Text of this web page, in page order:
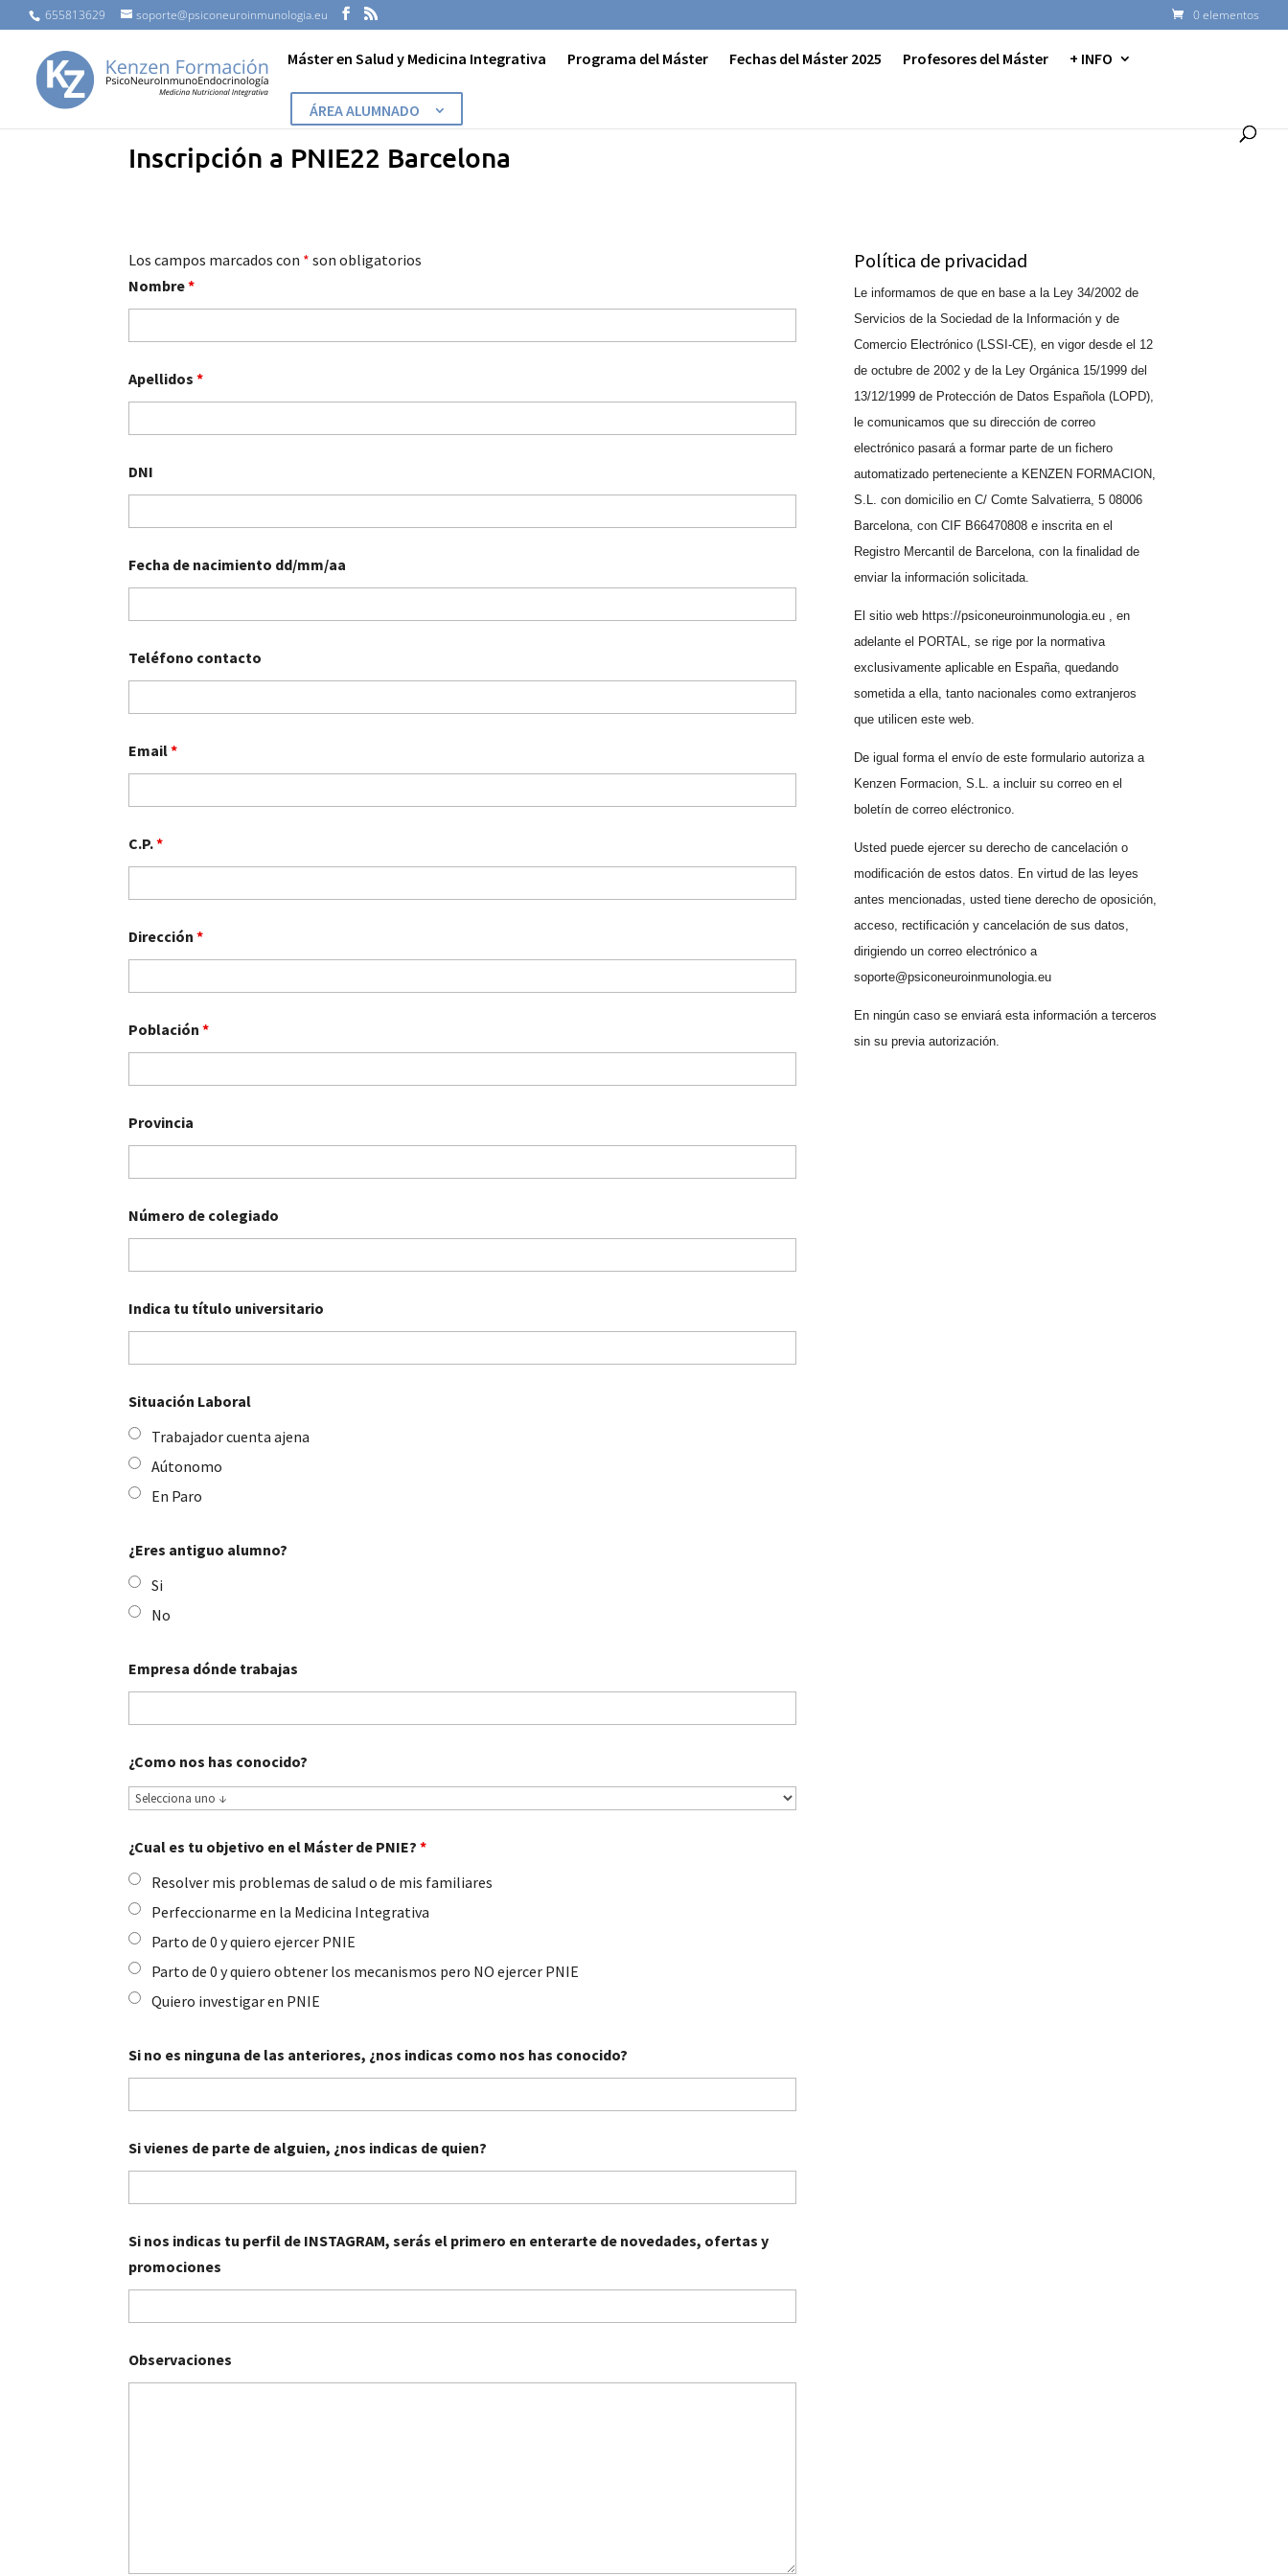
655813629 soporte@psiconeuroinmunologia.eu 0 elementos
Máster en Salud y Medicina Integrativa Programa del Máster Fechas del Máster 2025 Profesores del Máster + INFO
ÁREA ALUMNADO
Inscripción a PNIE22 Barcelona
Los campos marcados con * son obligatorios
Nombre*
Apellidos*
DNI
Fecha de nacimiento dd/mm/aa
Teléfono contacto
Email*
C.P.*
Dirección*
Población*
Provincia
Número de colegiado
Indica tu título universitario
Situación Laboral
Trabajador cuenta ajena
Aútonomo
En Paro
¿Eres antiguo alumno?
Si
No
Empresa dónde trabajas
¿Como nos has conocido?
¿Cual es tu objetivo en el Máster de PNIE?*
Resolver mis problemas de salud o de mis familiares
Perfeccionarme en la Medicina Integrativa
Parto de 0 y quiero ejercer PNIE
Parto de 0 y quiero obtener los mecanismos pero NO ejercer PNIE
Quiero investigar en PNIE
Si no es ninguna de las anteriores, ¿nos indicas como nos has conocido?
Si vienes de parte de alguien, ¿nos indicas de quien?
Si nos indicas tu perfil de INSTAGRAM, serás el primero en enterarte de novedades, ofertas y
promociones
Observaciones
Política de privacidad
Le informamos de que en base a la Ley 34/2002 de
Servicios de la Sociedad de la Información y de
Comercio Electrónico (LSSI-CE), en vigor desde el 12
de octubre de 2002 y de la Ley Orgánica 15/1999 del
13/12/1999 de Protección de Datos Española (LOPD),
le comunicamos que su dirección de correo
electrónico pasará a formar parte de un fichero
automatizado perteneciente a KENZEN FORMACION,
S.L. con domicilio en C/ Comte Salvatierra, 5 08006
Barcelona, con CIF B66470808 e inscrita en el
Registro Mercantil de Barcelona, con la finalidad de
enviar la información solicitada.
El sitio web https://psiconeuroinmunologia.eu , en
adelante el PORTAL, se rige por la normativa
exclusivamente aplicable en España, quedando
sometida a ella, tanto nacionales como extranjeros
que utilicen este web.
De igual forma el envío de este formulario autoriza a
Kenzen Formacion, S.L. a incluir su correo en el
boletín de correo eléctronico.
Usted puede ejercer su derecho de cancelación o
modificación de estos datos. En virtud de las leyes
antes mencionadas, usted tiene derecho de oposición,
acceso, rectificación y cancelación de sus datos,
dirigiendo un correo electrónico a
soporte@psiconeuroinmunologia.eu
En ningún caso se enviará esta información a terceros
sin su previa autorización.